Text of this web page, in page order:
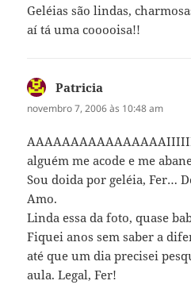
Geléias são lindas,
aí tá uma cooooisa!!
Patricia
novembro 7, 2006 às 10:48 am
alguém me acode e me
Sou doida por geléia, Fer…
Amo.
Linda essa da foto, quase
Fiquei anos sem saber a
até que um dia precisei
aula. Legal, Fer!